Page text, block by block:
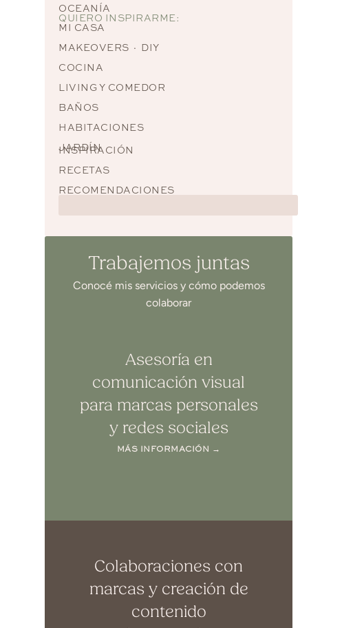
OCEANÍA
QUIERO INSPIRARME:
MI CASA
MAKEOVERS · DIY
COCINA
LIVING Y COMEDOR
BAÑOS
HABITACIONES
JARDÍN
INSPIRACIÓN
RECETAS
RECOMENDACIONES
Trabajemos juntas
Conocé mis servicios y cómo podemos
colaborar
Asesoría en
comunicación visual
para marcas personales
y redes sociales
MÁS INFORMACIÓN →
Colaboraciones con
marcas y creación de
contenido